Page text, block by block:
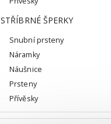
STŘÍBRNÉ ŠPERKY
Snubní prsteny
Náramky
Náušnice
Prsteny
Přívěsky